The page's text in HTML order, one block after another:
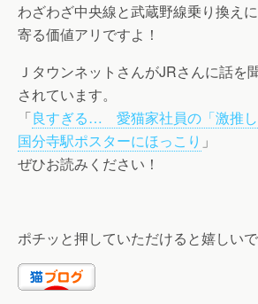
わざわざ中央線と武蔵野線乗り換え
寄る価値アリですよ！
ＪタウンネットさんがJRさんに話を
されています。
「良すぎる… 愛猫家社員の「激推
国分寺駅ポスターにほっこり 」
ぜひお読みください！
ポチッと押していただけると嬉しい